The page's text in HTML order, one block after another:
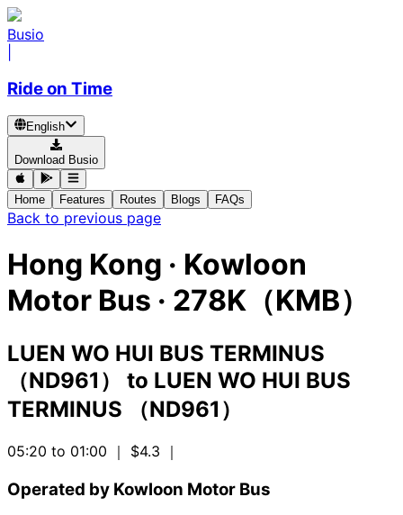
Busio
Ride on Time
English
Download Busio
Home Features Routes Blogs FAQs
Back to previous page
Hong Kong · Kowloon
Motor Bus · 278K（KMB）
LUEN WO HUI BUS TERMINUS
（ND961）
to LUEN WO HUI BUS
TERMINUS （ND961）
05:20 to 01:00 ｜ $4.3 ｜
Operated by Kowloon Motor Bus